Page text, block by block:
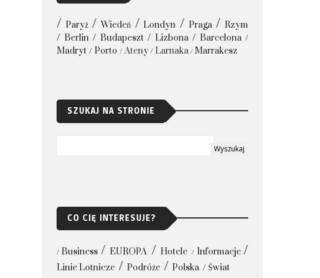
Paryż Wiedeń Londyn Praga
Rzym
Berlin
Budapeszt Lizbona
Barcelona
Madryt
Porto Ateny Larnaka Marrakesz
SZUKAJ NA STRONIE
CO CIĘ INTERESUJE?
Business EUROPA Hotele
Informacje
Linie Lotnicze
Podróże Polska Świat